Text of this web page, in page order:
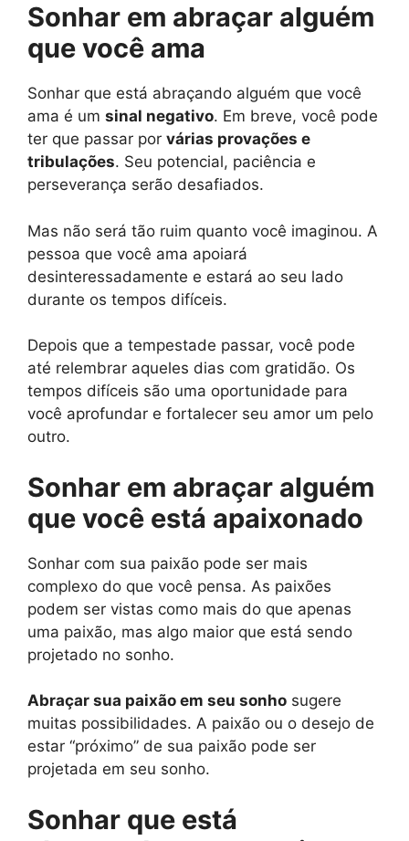
Sonhar em abraçar alguém
que você ama
Sonhar que está abraçando alguém que você
ama é um sinal negativo. Em breve, você pode
ter que passar por várias provações e
tribulações. Seu potencial, paciência e
perseverança serão desafiados.
Mas não será tão ruim quanto você imaginou. A
pessoa que você ama apoiará
desinteressadamente e estará ao seu lado
durante os tempos difíceis.
Depois que a tempestade passar, você pode
até relembrar aqueles dias com gratidão. Os
tempos difíceis são uma oportunidade para
você aprofundar e fortalecer seu amor um pelo
outro.
Sonhar em abraçar alguém
que você está apaixonado
Sonhar com sua paixão pode ser mais
complexo do que você pensa. As paixões
podem ser vistas como mais do que apenas
uma paixão, mas algo maior que está sendo
projetado no sonho.
Abraçar sua paixão em seu sonho sugere
muitas possibilidades. A paixão ou o desejo de
estar “próximo” de sua paixão pode ser
projetada em seu sonho.
Sonhar que está